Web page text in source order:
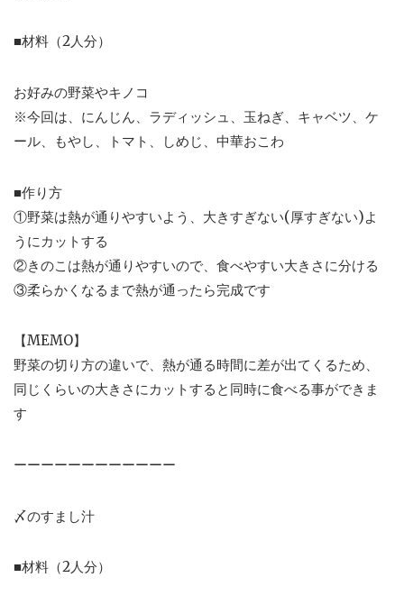
■材料（2人分）
お好みの野菜やキノコ
※今回は、にんじん、ラディッシュ、玉ねぎ、キャベツ、ケ
ール、もやし、トマト、しめじ、中華おこわ
■作り方
①野菜は熱が通りやすいよう、大きすぎない(厚すぎない)よ
うにカットする
②きのこは熱が通りやすいので、食べやすい大きさに分ける
③柔らかくなるまで熱が通ったら完成です
【MEMO】
野菜の切り方の違いで、熱が通る時間に差が出てくるため、
同じくらいの大きさにカットすると同時に食べる事ができま
す
ーーーーーーーーーーーー
〆のすまし汁
■材料（2人分）